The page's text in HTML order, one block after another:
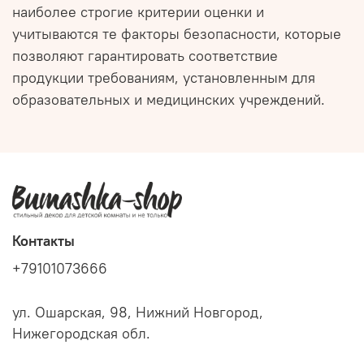
наиболее строгие критерии оценки и
учитываются те факторы безопасности, которые
позволяют гарантировать соответствие
продукции требованиям, установленным для
образовательных и медицинских учреждений.
Контакты
+79101073666
ул. Ошарская, 98, Нижний Новгород,
Нижегородская обл.